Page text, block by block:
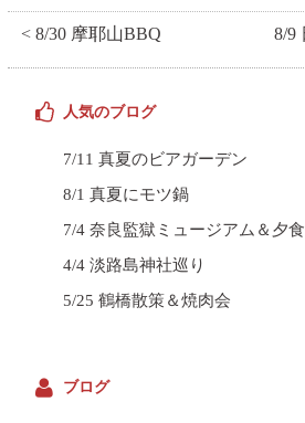
8/9
< 8/30 摩耶山BBQ
人気のブログ
7/11 真夏のビアガーデン
8/1 真夏にモツ鍋
7/4 奈良監獄ミュージアム＆夕
4/4 淡路島神社巡り
5/25 鶴橋散策＆焼肉会
ブログ